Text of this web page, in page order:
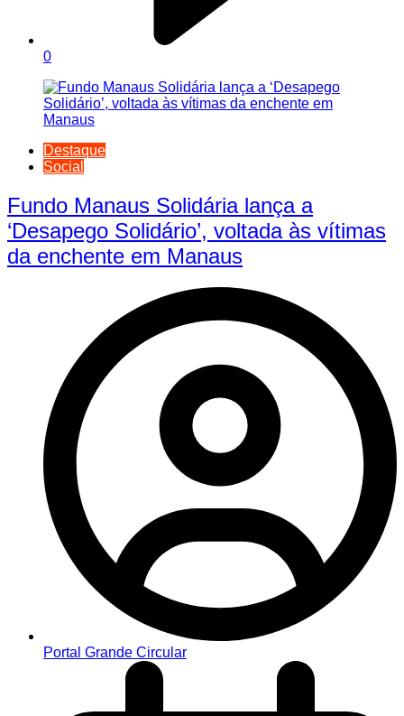
0
Destaque
Social
Fundo Manaus Solidária lança a
‘Desapego Solidário’, voltada às vítimas
da enchente em Manaus
Portal Grande Circular